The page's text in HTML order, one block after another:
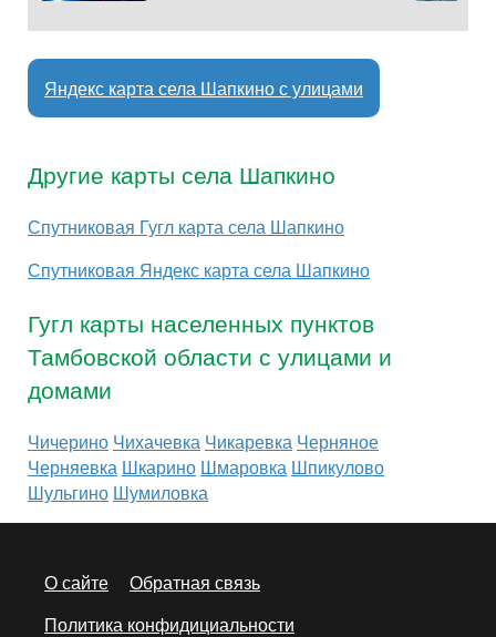
Яндекс карта села Шапкино с улицами
Другие карты села Шапкино
Спутниковая Гугл карта села Шапкино
Спутниковая Яндекс карта села Шапкино
Гугл карты населенных пунктов
Тамбовской области с улицами и
домами
Чичерино Чихачевка Чикаревка Черняное
Черняевка Шкарино Шмаровка Шпикулово
Шульгино Шумиловка
О сайте
Обратная связь
Политика конфидициальности